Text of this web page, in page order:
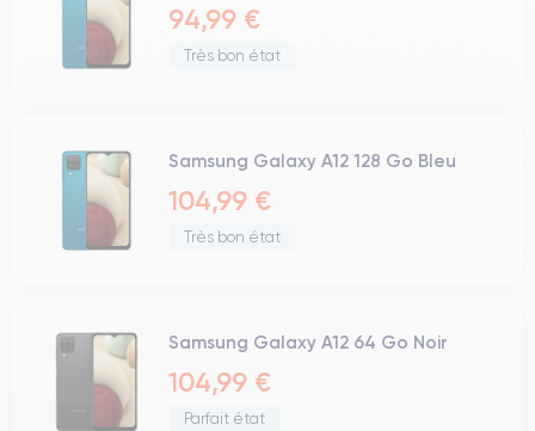
94,99 €
Très bon état
Samsung Galaxy A12 128 Go Bleu
104,99 €
Très bon état
Samsung Galaxy A12 64 Go Noir
104,99 €
Parfait état